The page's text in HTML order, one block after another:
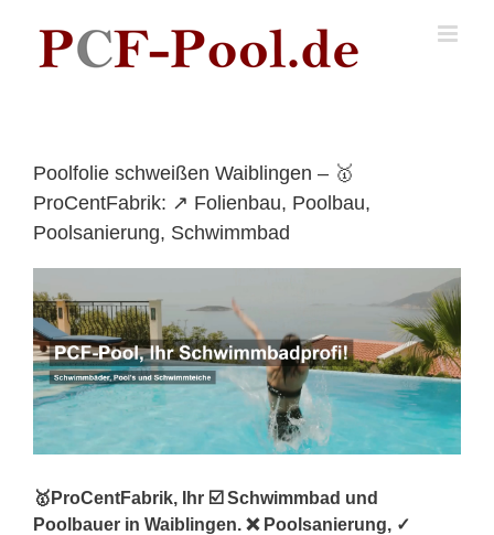
content
Poolfolie schweißen Waiblingen – 🥇
ProCentFabrik: ↗️ Folienbau, Poolbau,
Poolsanierung, Schwimmbad
🥇ProCentFabrik, Ihr ☑️ Schwimmbad und
Poolbauer in Waiblingen. ❌ Poolsanierung, ✓